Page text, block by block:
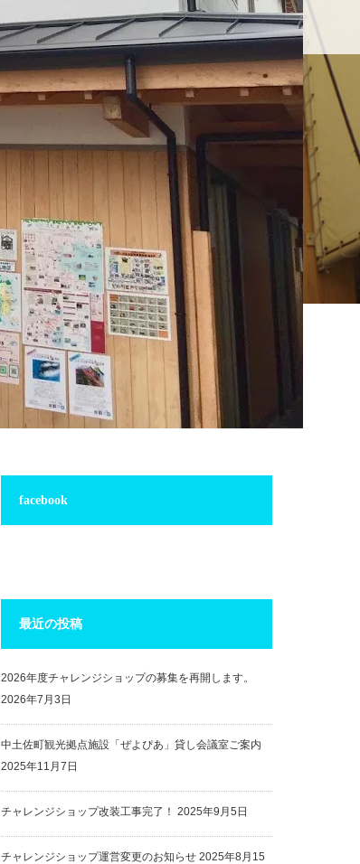
久礼大正町市場とは
facebook
最近の投稿
2026年度チャレンジショップの募集を再開します。
2026年7月3日
中土佐町観光拠点施設「ぜよぴあ」貸し会議室ご案内
2025年11月7日
チャレンジショップ改装工事完了！ 2025年9月5日
チャレンジショップ運営変更のお知らせ 2025年8月15